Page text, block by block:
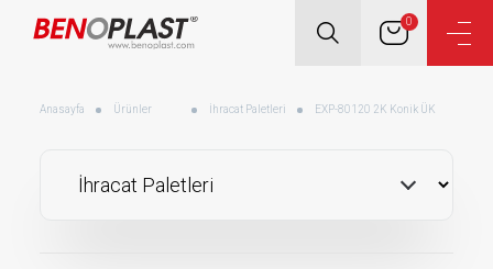
0
Anasayfa Ürünler İhracat Paletleri EXP-80120 2K Konik ÜK